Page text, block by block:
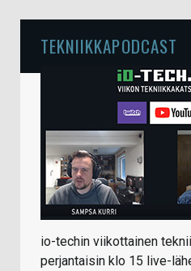
TEKNIIKKAPODCAST
io-techin viikottainen
perjantaisin klo 15 live-